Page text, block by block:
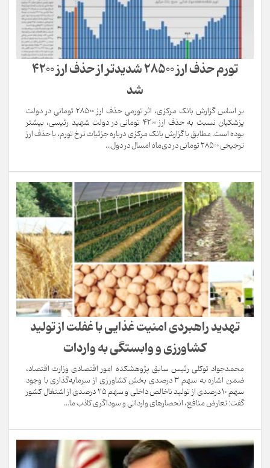
تورم حذف ارز 28500 شدیدتر از حذف ارز 4200
شد
بر اساس گزارش بانک مرکزی، اثر تورمی حذف ارز 28500 تومانی در دولت
پزشکیان نسبت به حذف ارز 4200 تومانی در دولت شهید رئیسی، بیشتر
بوده است. مطابق با گزارش بانک مرکزی درباره جزئیات نرخ تورم، با حذف ارز
ترجیحی 28500 تومانی در دی‌ماه امسال در دول...
تهدید راهبردی امنیت غذایی با غفلت از تولید
کشاورزی و وابستگی به واردات
محمدجواد توکلی رئیس سابق پژوهشکده امور اقتصادی وزارت اقتصاد،
ضمن اشاره به سهم ۳ درصدی بخش کشاورزی از سرمایه‌گذاری با وجود
سهم ۱۰ درصدی از تولید ناخالص داخلی و سهم ۲۵ درصدی از اشتغال کشور
گفت: تعارض منافع، انحصارهای وارداتی و سوداگری کاذب ما...